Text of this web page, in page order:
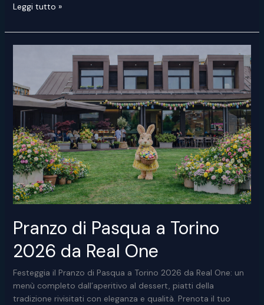
Pranzo
Pasquetta
a
Real
One
Leggi tutto »
Pranzo di Pasqua a Torino
2026 da Real One
Festeggia il Pranzo di Pasqua a Torino 2026 da Real One: un
menù completo dall’aperitivo al dessert, piatti della
tradizione rivisitati con eleganza e qualità. Prenota il tuo